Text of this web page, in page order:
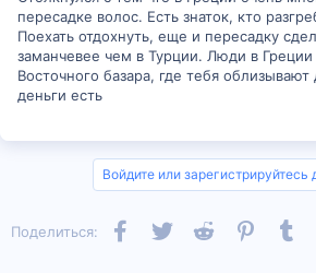
пересадке волос. Есть знаток, кто
Поехать отдохнуть, еще и пересадку
заманчевее чем в Турции. Люди в Греции
Восточного базара, где тебя
деньги есть
Войдите или зарегистрируйтесь
Поделиться: Facebook
Twitter Reddit Pinterest